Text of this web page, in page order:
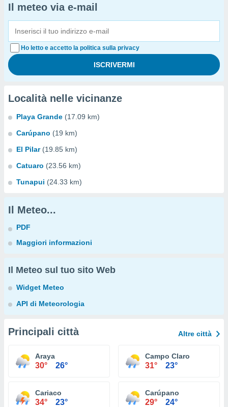
Il meteo via e-mail
Ho letto e accetto la politica sulla privacy
Località nelle vicinanze
Playa Grande (17.09 km)
Carúpano (19 km)
El Pilar (19.85 km)
Catuaro (23.56 km)
Tunapui (24.33 km)
Il Meteo...
PDF
Maggiori informazioni
Il Meteo sul tuo sito Web
Widget Meteo
API di Meteorologia
Principali città Altre città
Araya
30° 26°
Campo Claro
31° 23°
Cariaco
34° 23°
Carúpano
29° 24°